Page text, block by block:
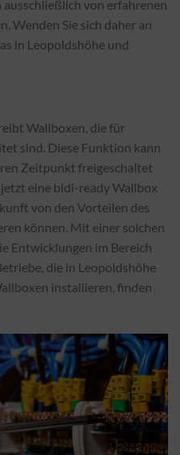
von erfahrenen
Wenden Sie sich daher an
in Leopoldshöhe und
Wallboxen, die für
sind. Diese Funktion kann
Zeitpunkt freigeschaltet
eine bidi-ready Wallbox
von den Vorteilen des
können. Mit einer solchen
Entwicklungen im Bereich
die in Leopoldshöhe
installieren, finden